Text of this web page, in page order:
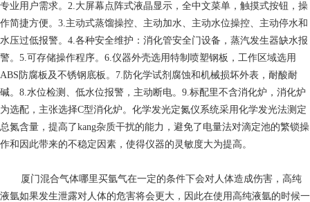
专业用户需求。2.大屏幕点阵式液晶显示，全中文菜单，触摸式按钮，操
作简捷方便。3.主动式蒸馏操控、主动加水、主动水位操控、主动停水和
水压过低报警。4.各种安全维护：消化管安全门设备，蒸汽发生器缺水报
警。5.可存储操作程序。6.仪器外壳选用特制喷塑钢板，工作区域选用
ABS防腐板及不锈钢底板。7.防化学试剂腐蚀和机械损坏外表，耐酸耐
碱。8.水位检测、低水位报警，主动断电。9.标配里不含消化炉，消化炉
为选配，主张选择C型消化炉。化学发光定氮仪系统采用化学发光法测定
总氮含量，提高了kang杂质干扰的能力，避免了电量法对滴定池的繁锁操
作和因此带来的不稳定因素，使得仪器的灵敏度大为提高。
厦门混合气体哪里买氩气在一定的条件下会对人体造成伤害，高纯
液氩如果发生泄露对人体的危害将会更大，因此在使用高纯液氩的时候一